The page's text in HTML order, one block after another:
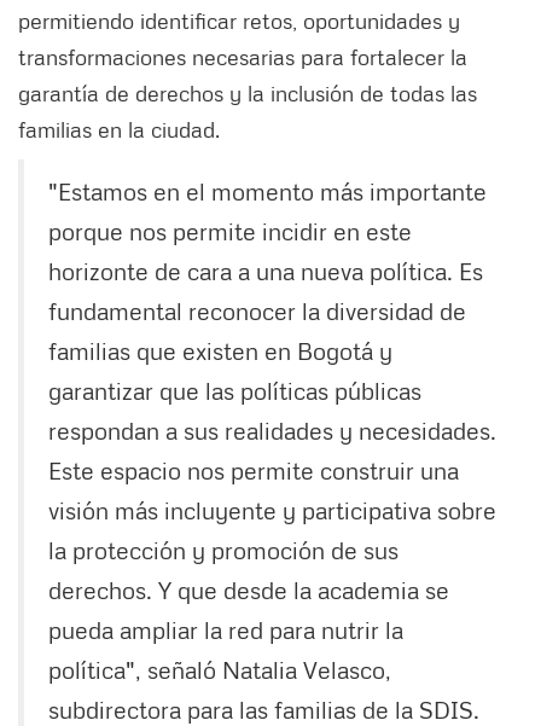
permitiendo identificar retos, oportunidades y
transformaciones necesarias para fortalecer la
garantía de derechos y la inclusión de todas las
familias en la ciudad.
"Estamos en el momento más importante
porque nos permite incidir en este
horizonte de cara a una nueva política. Es
fundamental reconocer la diversidad de
familias que existen en Bogotá y
garantizar que las políticas públicas
respondan a sus realidades y necesidades.
Este espacio nos permite construir una
visión más incluyente y participativa sobre
la protección y promoción de sus
derechos. Y que desde la academia se
pueda ampliar la red para nutrir la
política", señaló Natalia Velasco,
subdirectora para las familias de la SDIS.